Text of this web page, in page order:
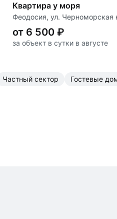
Квартира у моря
от 6 500 ₽
за объект в сутки в августе
частный сектор гостевые